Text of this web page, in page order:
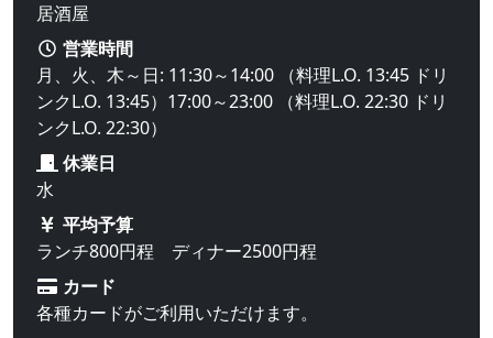
居酒屋
営業時間
月、火、木～日: 11:30～14:00 （料理L.O. 13:45 ドリ
ンクL.O. 13:45）17:00～23:00 （料理L.O. 22:30 ドリ
ンクL.O. 22:30）
休業日
水
平均予算
ランチ800円程 ディナー2500円程
カード
各種カードがご利用いただけます。